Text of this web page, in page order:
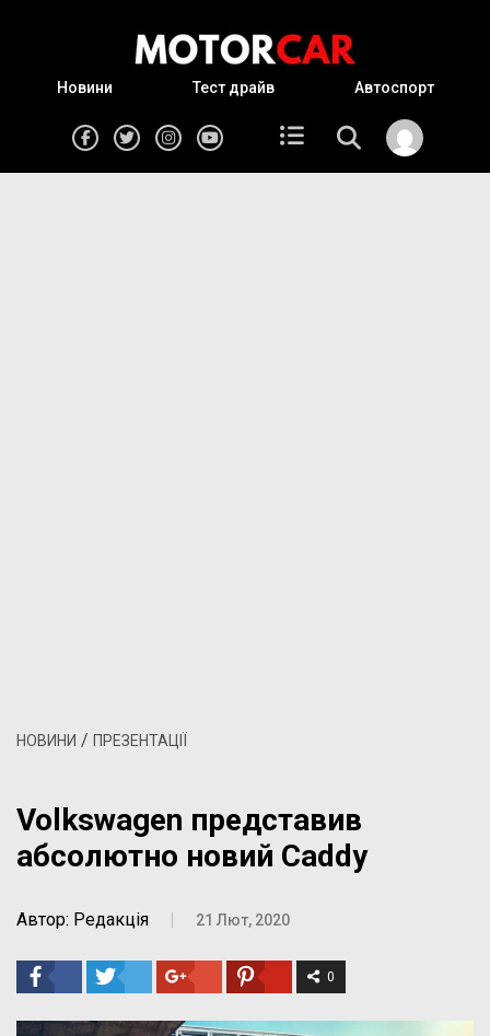
Новини Тест драйв Автоспорт
НОВИНИ / ПРЕЗЕНТАЦІЇ
Volkswagen представив
абсолютно новий Caddy
Автор: Редакція | 21 Лют, 2020
0